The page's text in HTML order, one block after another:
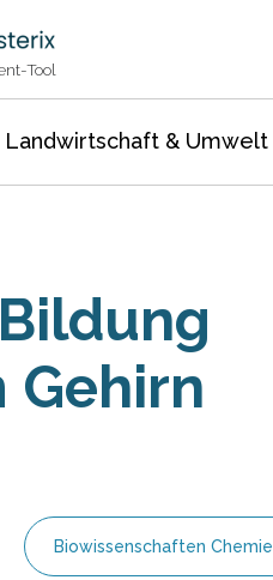
Tool
Landwirtschaft & Umwelt
Gehirn
Biowissenschaften Chemie